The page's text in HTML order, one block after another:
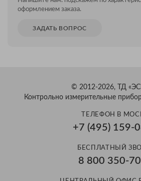
оформлением заказа.
ЗАДАТЬ ВОПРОС
© 2012-2026, ТД
Контрольно измерительные
ТЕЛЕФОН В
+7 (495) 159-
БЕСПЛАТНЫЙ
8 800 350-